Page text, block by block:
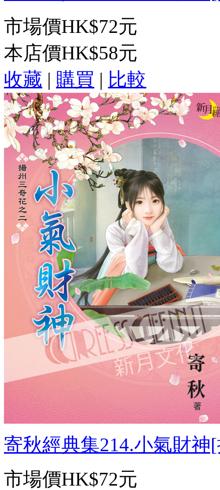
市場價HK$72元
本店價HK$58元
收藏 | 購買 | 比較
寄秋經典集214.小氣財神
市場價HK$72元